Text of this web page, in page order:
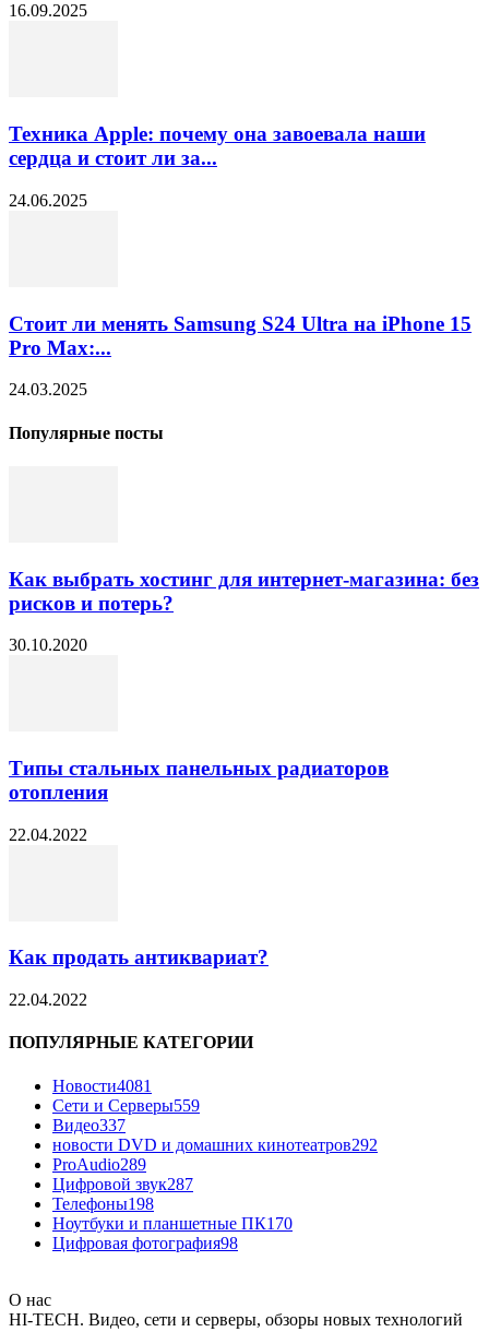
16.09.2025
Техника Apple: почему она завоевала наши
сердца и стоит ли за...
24.06.2025
Стоит ли менять Samsung S24 Ultra на iPhone 15
Pro Max:...
24.03.2025
Популярные посты
Как выбрать хостинг для интернет-магазина: без
рисков и потерь?
30.10.2020
Типы стальных панельных радиаторов
отопления
22.04.2022
Как продать антиквариат?
22.04.2022
ПОПУЛЯРНЫЕ КАТЕГОРИИ
Новости4081
Сети и Серверы559
Видео337
новости DVD и домашних кинотеатров292
ProAudio289
Цифровой звук287
Телефоны198
Ноутбуки и планшетные ПК170
Цифровая фотография98
О нас
HI-TECH. Видео, сети и серверы, обзоры новых технологий